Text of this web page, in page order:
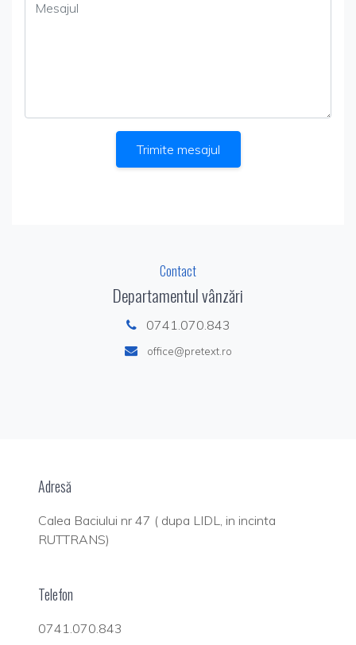
Trimite mesajul
Contact
Departamentul vânzări
0741.070.843
office@pretext.ro
Adresă
Calea Baciului nr 47 ( dupa LIDL, in incinta
RUTTRANS)
Telefon
0741.070.843